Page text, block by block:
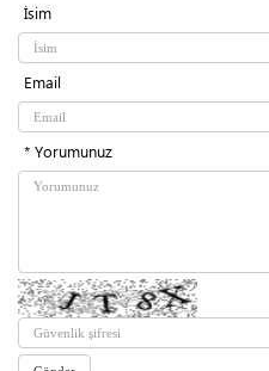
İsim
Email
* Yorumunuz